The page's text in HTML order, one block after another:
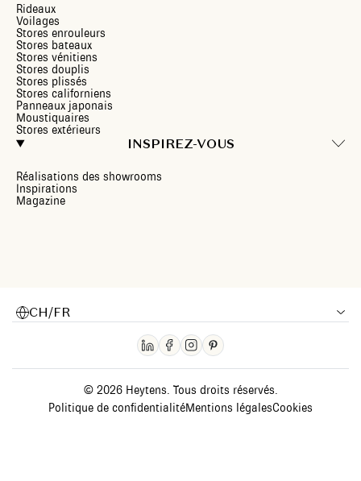
Rideaux
Voilages
Stores enrouleurs
Stores bateaux
Stores vénitiens
Stores douplis
Stores plissés
Stores californiens
Panneaux japonais
Moustiquaires
Stores extérieurs
INSPIREZ-VOUS
Réalisations des showrooms
Inspirations
Magazine
CH/FR
© 2026 Heytens. Tous droits réservés.
Politique de confidentialitéMentions légalesCookies